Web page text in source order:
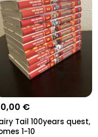
€
Tail 100years quest,
1-10